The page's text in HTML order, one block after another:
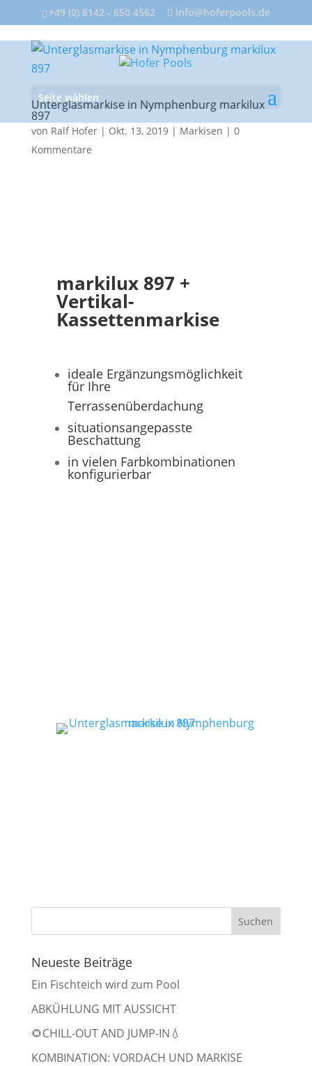
+49 (0) 8142 - 650 4562 info@hoferpools.de
Seite wählen
Unterglasmarkise in Nymphenburg markilux
897
von Ralf Hofer| Okt. 13, 2019| Markisen | 0
Kommentare
markilux 897 +
Vertikal-
Kassettenmarkise
ideale Ergänzungsmöglichkeit
für Ihre
Terrassenüberdachung
situationsangepasste
Beschattung
in vielen Farbkombinationen
konfigurierbar
Neueste Beiträge
Ein Fischteich wird zum Pool
ABKÜHLUNG MIT AUSSICHT
🌻CHILL-OUT AND JUMP-IN💧
KOMBINATION: VORDACH UND MARKISE